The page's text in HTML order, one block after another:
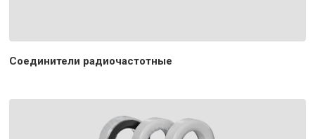
Соединители радиочастотные